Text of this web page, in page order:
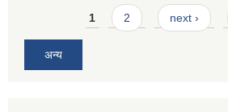
Pages1 2 next ›
अन्य